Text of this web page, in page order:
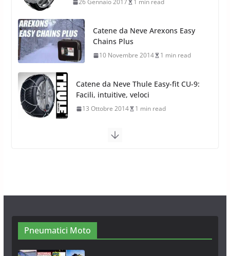
10 Novembre 2014
Catene da Neve Thule Easy-fit CU-9:
13 Ottobre 2014 1 min read
Arexons
Modelli Omologati per l’Italia
Pneumatici Moto